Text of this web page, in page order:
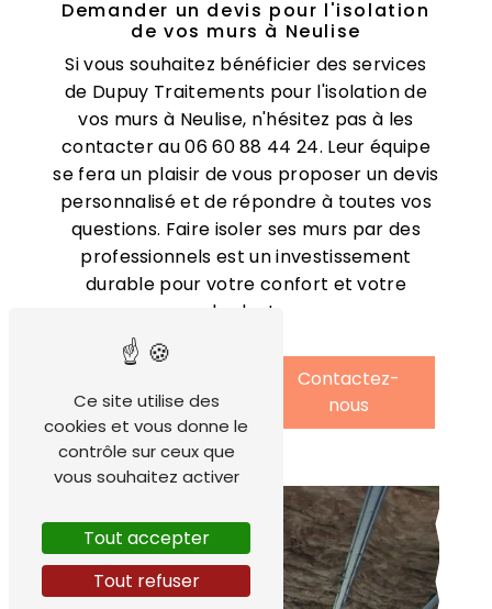
Demander un devis pour l'isolation
de vos murs à Neulise
Si vous souhaitez bénéficier des services
de Dupuy Traitements pour l'isolation de
vos murs à Neulise, n'hésitez pas à les
contacter au 06 60 88 44 24. Leur équipe
se fera un plaisir de vous proposer un devis
personnalisé et de répondre à toutes vos
questions. Faire isoler ses murs par des
professionnels est un investissement
durable pour votre confort et votre
budget.
plus
Contactez-
nous
Ce site utilise des
cookies et vous donne le
contrôle sur ceux que
vous souhaitez activer
Tout accepter
Tout refuser